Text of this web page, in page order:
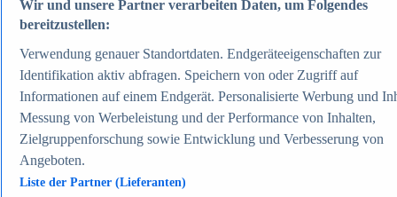
Bevölkerung Deutschlands nach relevanten
Altersgruppen 2024
Empfänger von Arbeitslosengeld II / Sozialgeld /
Bürgergeld in Deutschland 2005-2025
Ausländer in Deutschland nach Nationalität 2025
Demografie: Altersstruktur in Deutschland 2024
Gesellschaft
Themen
Weitere Themen
Demografischer Wandel - Daten & Fakten
Jugendkriminalität in Deutschland - Daten & Fakten
Wir und unsere Partner verarbeiten Daten, um Folgendes
bereitzustellen:
Verwendung genauer Standortdaten. Endgeräteeigenschaften zur
Identifikation aktiv abfragen. Speichern von oder Zugriff auf
Informationen auf einem Endgerät. Personalisierte Werbung und
Messung von Werbeleistung und der Performance von Inhalten,
Zielgruppenforschung sowie Entwicklung und Verbesserung von
Angeboten.
Liste der Partner (Lieferanten)